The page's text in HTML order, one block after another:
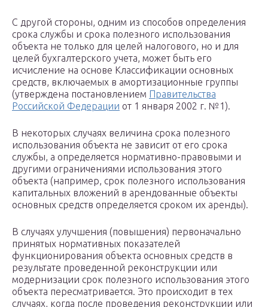
С другой стороны, одним из способов определения
срока службы и срока полезного использования
объекта не только для целей налогового, но и для
целей бухгалтерского учета, может быть его
исчисление на основе Классификации основных
средств, включаемых в амортизационные группы
(утверждена постановлением Правительства
Российской Федерации от 1 января 2002 г. №1).
В некоторых случаях величина срока полезного
использования объекта не зависит от его срока
службы, а определяется нормативно-правовыми и
другими ограничениями использования этого
объекта (например, срок полезного использования
капитальных вложений в арендованные объекты
основных средств определяется сроком их аренды).
В случаях улучшения (повышения) первоначально
принятых нормативных показателей
функционирования объекта основных средств в
результате проведенной реконструкции или
модернизации срок полезного использования этого
объекта пересматривается. Это происходит в тех
случаях, когда после проведения реконструкции или